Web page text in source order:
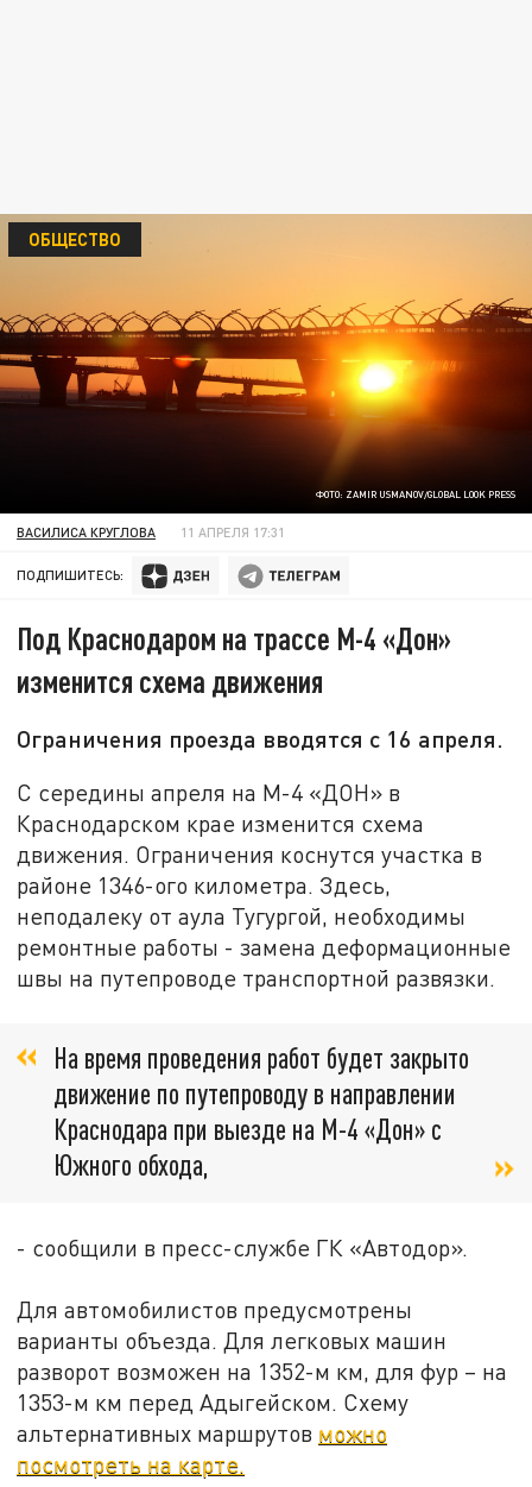
ФОТО: ZAMIR USMANOV/GLOBAL LOOK PRESS
ОБЩЕСТВО
ВАСИЛИСА КРУГЛОВА 11 АПРЕЛЯ 17:31
ПОДПИШИТЕСЬ:
Под Краснодаром на трассе М-4 «Дон»
изменится схема движения
Ограничения проезда вводятся с 16 апреля.
С середины апреля на М-4 «ДОН» в
Краснодарском крае изменится схема
движения. Ограничения коснутся участка в
районе 1346-ого километра. Здесь,
неподалеку от аула Тугургой, необходимы
ремонтные работы - замена деформационные
швы на путепроводе транспортной развязки.
На время проведения работ будет закрыто
движение по путепроводу в направлении
Краснодара при выезде на М-4 «Дон» с
Южного обхода,
- сообщили в пресс-службе ГК «Автодор».
Для автомобилистов предусмотрены
варианты объезда. Для легковых машин
разворот возможен на 1352-м км, для фур – на
1353-м км перед Адыгейском. Схему
альтернативных маршрутов можно
посмотреть на карте.